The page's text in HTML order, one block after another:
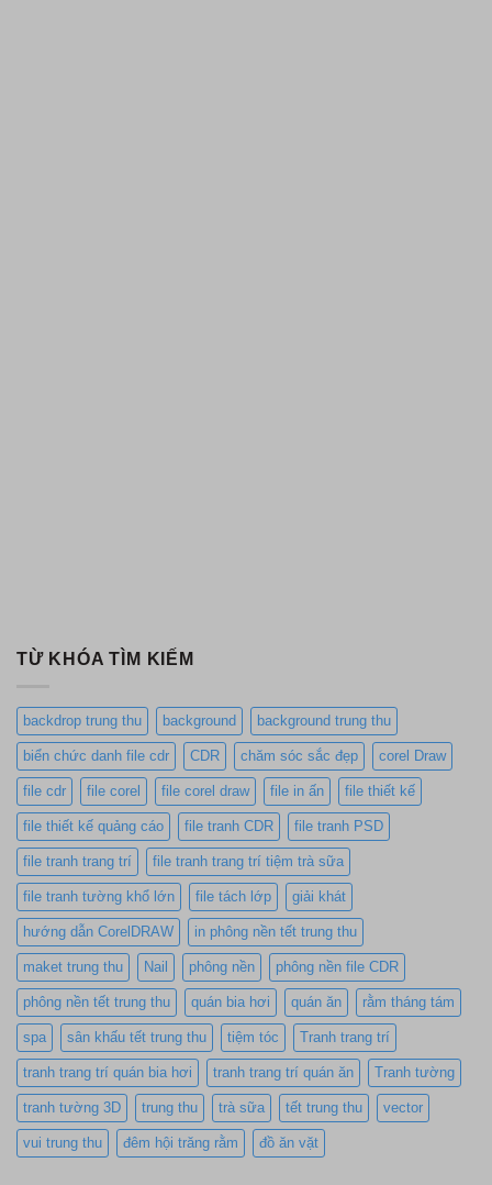
TỪ KHÓA TÌM KIẾM
backdrop trung thu background background trung thu
biển chức danh file cdr CDR chăm sóc sắc đẹp corel Draw
file cdr file corel file corel draw file in ấn file thiết kế
file thiết kế quảng cáo file tranh CDR file tranh PSD
file tranh trang trí file tranh trang trí tiệm trà sữa
file tranh tường khổ lớn file tách lớp giải khát
hướng dẫn CorelDRAW in phông nền tết trung thu
maket trung thu Nail phông nền phông nền file CDR
phông nền tết trung thu quán bia hơi quán ăn rằm tháng tám
spa sân khấu tết trung thu tiệm tóc Tranh trang trí
tranh trang trí quán bia hơi tranh trang trí quán ăn Tranh tường
tranh tường 3D trung thu trà sữa tết trung thu vector
vui trung thu đêm hội trăng rằm đồ ăn vặt